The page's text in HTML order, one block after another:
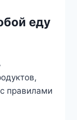
еду
правилами